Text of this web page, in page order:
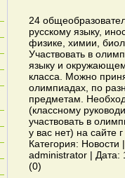
24
русскому языку,
физике, химии,
Участвовать в
языку и
класса. Можно
олимпиадах, по
предметам.
(классному
участвовать в
у вас нет) на сайте г
Категория:
administrator | Дата:
(0)